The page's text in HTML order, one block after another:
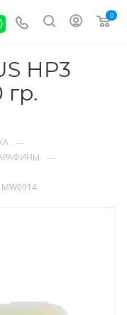
0
НP3
гр.
—
—